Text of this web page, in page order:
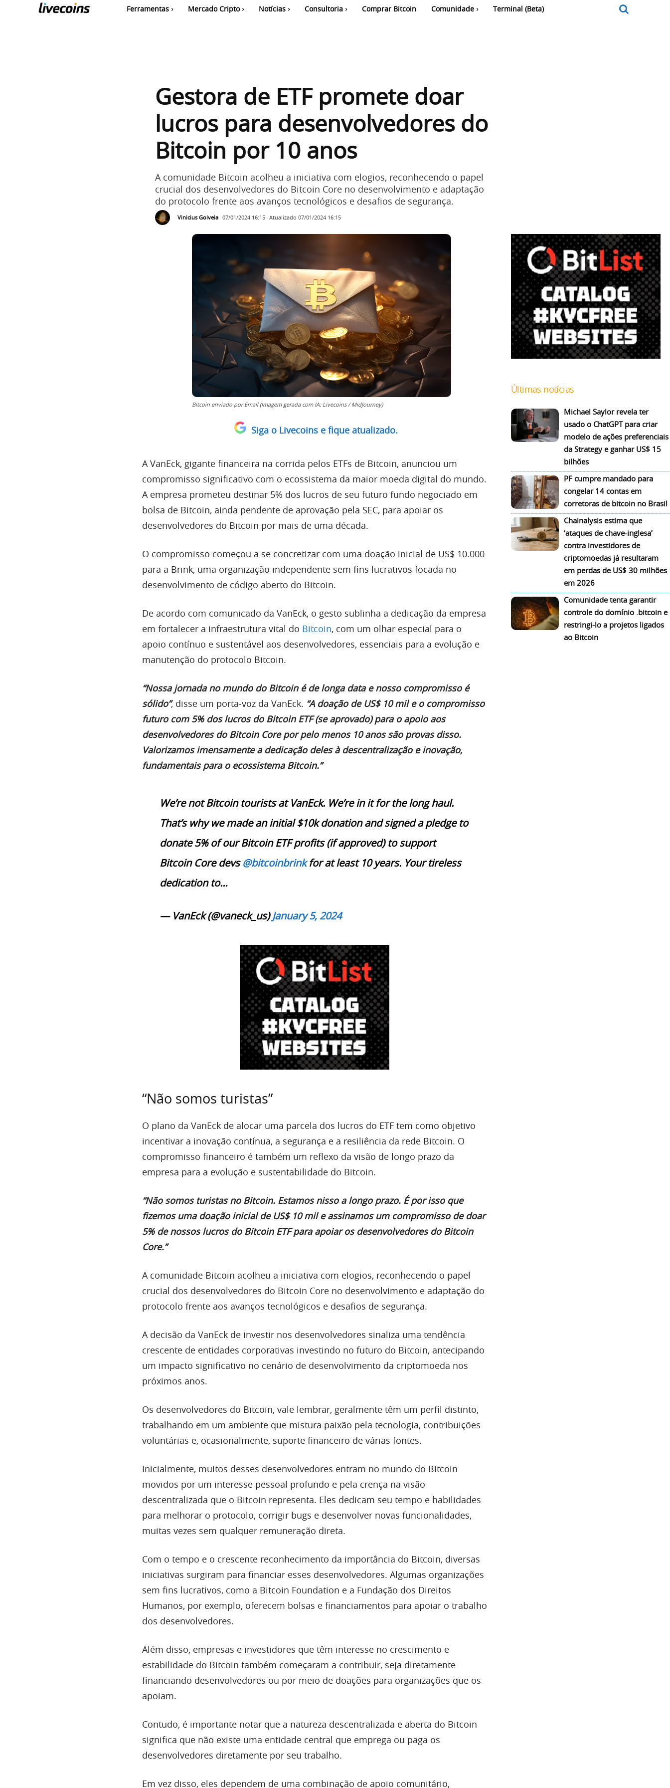
Ferramentas Mercado Cripto Notícias Consultoria Comprar Bitcoin Comunidade Terminal (Beta)
Gestora de ETF promete doar
lucros para desenvolvedores do
Bitcoin por 10 anos
A comunidade Bitcoin acolheu a iniciativa com elogios, reconhecendo o papel
crucial dos desenvolvedores do Bitcoin Core no desenvolvimento e adaptação
do protocolo frente aos avanços tecnológicos e desafios de segurança.
Vinicius Golveia 07/01/2024 16:15 Atualizado 07/01/2024 16:15
Bitcoin enviado por Email (Imagem gerada com IA: Livecoins / MidJourney)
Siga o Livecoins e fique atualizado.
A VanEck, gigante financeira na corrida pelos ETFs de Bitcoin, anunciou um
compromisso significativo com o ecossistema da maior moeda digital do mundo.
A empresa prometeu destinar 5% dos lucros de seu futuro fundo negociado em
bolsa de Bitcoin, ainda pendente de aprovação pela SEC, para apoiar os
desenvolvedores do Bitcoin por mais de uma década.
O compromisso começou a se concretizar com uma doação inicial de US$ 10.000
para a Brink, uma organização independente sem fins lucrativos focada no
desenvolvimento de código aberto do Bitcoin.
De acordo com comunicado da VanEck, o gesto sublinha a dedicação da empresa
em fortalecer a infraestrutura vital do Bitcoin, com um olhar especial para o
apoio contínuo e sustentável aos desenvolvedores, essenciais para a evolução e
manutenção do protocolo Bitcoin.
“Nossa jornada no mundo do Bitcoin é de longa data e nosso compromisso é
sólido”, disse um porta-voz da VanEck. “A doação de US$ 10 mil e o compromisso
futuro com 5% dos lucros do Bitcoin ETF (se aprovado) para o apoio aos
desenvolvedores do Bitcoin Core por pelo menos 10 anos são provas disso.
Valorizamos imensamente a dedicação deles à descentralização e inovação,
fundamentais para o ecossistema Bitcoin.”
We’re not Bitcoin tourists at VanEck. We’re in it for the long haul.
That’s why we made an initial $10k donation and signed a pledge to
donate 5% of our Bitcoin ETF profits (if approved) to support
Bitcoin Core devs@bitcoinbrinkfor at least 10 years. Your tireless
dedication to…
— VanEck (@vaneck_us)January 5, 2024
“Não somos turistas”
O plano da VanEck de alocar uma parcela dos lucros do ETF tem como objetivo
incentivar a inovação contínua, a segurança e a resiliência da rede Bitcoin. O
compromisso financeiro é também um reflexo da visão de longo prazo da
empresa para a evolução e sustentabilidade do Bitcoin.
“Não somos turistas no Bitcoin. Estamos nisso a longo prazo. É por isso que
fizemos uma doação inicial de US$ 10 mil e assinamos um compromisso de doar
5% de nossos lucros do Bitcoin ETF para apoiar os desenvolvedores do Bitcoin
Core.”
A comunidade Bitcoin acolheu a iniciativa com elogios, reconhecendo o papel
crucial dos desenvolvedores do Bitcoin Core no desenvolvimento e adaptação do
protocolo frente aos avanços tecnológicos e desafios de segurança.
A decisão da VanEck de investir nos desenvolvedores sinaliza uma tendência
crescente de entidades corporativas investindo no futuro do Bitcoin, antecipando
um impacto significativo no cenário de desenvolvimento da criptomoeda nos
próximos anos.
Os desenvolvedores do Bitcoin, vale lembrar, geralmente têm um perfil distinto,
trabalhando em um ambiente que mistura paixão pela tecnologia, contribuições
voluntárias e, ocasionalmente, suporte financeiro de várias fontes.
Inicialmente, muitos desses desenvolvedores entram no mundo do Bitcoin
movidos por um interesse pessoal profundo e pela crença na visão
descentralizada que o Bitcoin representa. Eles dedicam seu tempo e habilidades
para melhorar o protocolo, corrigir bugs e desenvolver novas funcionalidades,
muitas vezes sem qualquer remuneração direta.
Com o tempo e o crescente reconhecimento da importância do Bitcoin, diversas
iniciativas surgiram para financiar esses desenvolvedores. Algumas organizações
sem fins lucrativos, como a Bitcoin Foundation e a Fundação dos Direitos
Humanos, por exemplo, oferecem bolsas e financiamentos para apoiar o trabalho
dos desenvolvedores.
Além disso, empresas e investidores que têm interesse no crescimento e
estabilidade do Bitcoin também começaram a contribuir, seja diretamente
financiando desenvolvedores ou por meio de doações para organizações que os
apoiam.
Contudo, é importante notar que a natureza descentralizada e aberta do Bitcoin
significa que não existe uma entidade central que emprega ou paga os
desenvolvedores diretamente por seu trabalho.
Em vez disso, eles dependem de uma combinação de apoio comunitário,
Últimas notícias
Michael Saylor revela ter
usado o ChatGPT para criar
modelo de ações preferenciais
da Strategy e ganhar US$ 15
bilhões
PF cumpre mandado para
congelar 14 contas em
corretoras de bitcoin no Brasil
Chainalysis estima que
‘ataques de chave-inglesa’
contra investidores de
criptomoedas já resultaram
em perdas de US$ 30 milhões
em 2026
Comunidade tenta garantir
controle do domínio .bitcoin e
restringi-lo a projetos ligados
ao Bitcoin